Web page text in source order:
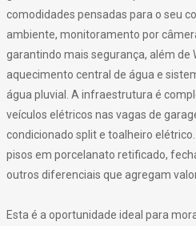
comodidades pensadas para o seu
ambiente, monitoramento por
garantindo mais segurança, além de
aquecimento central de água e
água pluvial. A infraestrutura é
veículos elétricos nas vagas de
condicionado split e toalheiro
pisos em porcelanato retificado,
outros diferenciais que agregam valor
Esta é a oportunidade ideal para